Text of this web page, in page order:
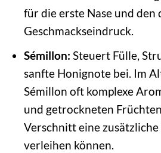
für die erste Nase und den
Geschmackseindruck.
Sémillon: Steuert Fülle,
sanfte Honignote bei. Im
Sémillon oft komplexe
und getrockneten
Verschnitt eine
verleihen können.